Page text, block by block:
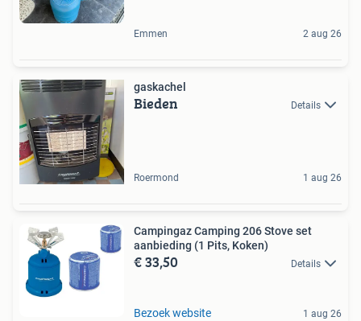
Emmen 2 aug 26
gaskachel
Bieden Details
Roermond 1 aug 26
Campingaz Camping 206 Stove set
aanbieding (1 Pits, Koken)
€ 33,50 Details
Bezoek website 1 aug 26